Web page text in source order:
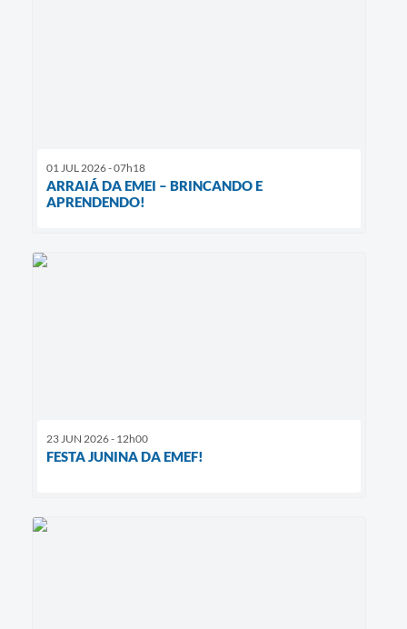
01 JUL 2026 - 07h18
ARRAIÁ DA EMEI – BRINCANDO E
APRENDENDO!
23 JUN 2026 - 12h00
FESTA JUNINA DA EMEF!